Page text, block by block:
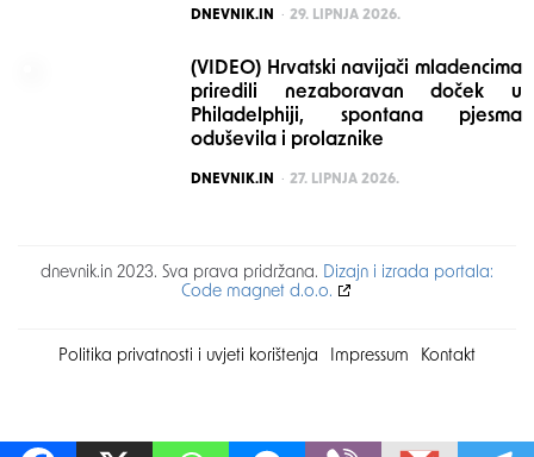
POSTED
DNEVNIK.IN 29. LIPNJA 2026.
(VIDEO) Hrvatski navijači mladencima
priredili nezaboravan doček u
Philadelphiji, spontana pjesma
oduševila i prolaznike
POSTED
DNEVNIK.IN 27. LIPNJA 2026.
dnevnik.in 2023. Sva prava pridržana. Dizajn i izrada portala:
Code magnet d.o.o.
Politika privatnosti i uvjeti korištenja Impressum Kontakt